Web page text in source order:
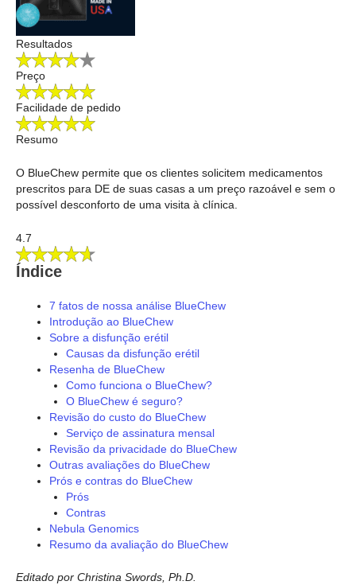
Resultados
Preço
Facilidade de pedido
Resumo
O BlueChew permite que os clientes solicitem medicamentos
prescritos para DE de suas casas a um preço razoável e sem o
possível desconforto de uma visita à clínica.
4.7
Índice
7 fatos de nossa análise BlueChew
Introdução ao BlueChew
Sobre a disfunção erétil
Causas da disfunção erétil
Resenha de BlueChew
Como funciona o BlueChew?
O BlueChew é seguro?
Revisão do custo do BlueChew
Serviço de assinatura mensal
Revisão da privacidade do BlueChew
Outras avaliações do BlueChew
Prós e contras do BlueChew
Prós
Contras
Nebula Genomics
Resumo da avaliação do BlueChew
Editado por Christina Swords, Ph.D.